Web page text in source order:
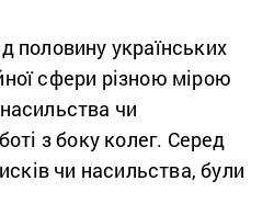
половину українських
сфери різною мірою
чи
з боку колег. Серед
чи насильства, були